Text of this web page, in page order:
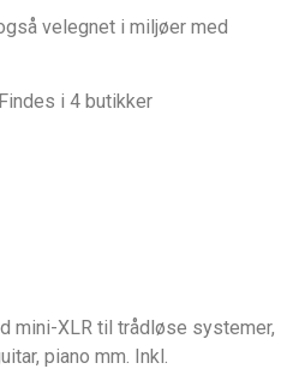
velegnet i miljøer med
i 4 butikker
mini-XLR til trådløse systemer,
piano mm. Inkl.